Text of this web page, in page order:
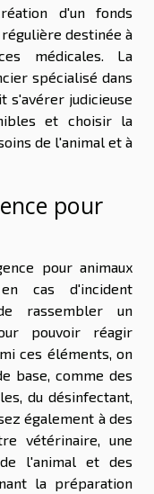
d'un fonds
destinée à
médicales. La
spécialisé dans
s'avérer judicieuse
et choisir la
de l'animal et à
pour
pour animaux
cas d'incident
rassembler un
pouvoir réagir
ces éléments, on
base, comme des
du désinfectant,
également à des
vétérinaire, une
l'animal et des
la préparation